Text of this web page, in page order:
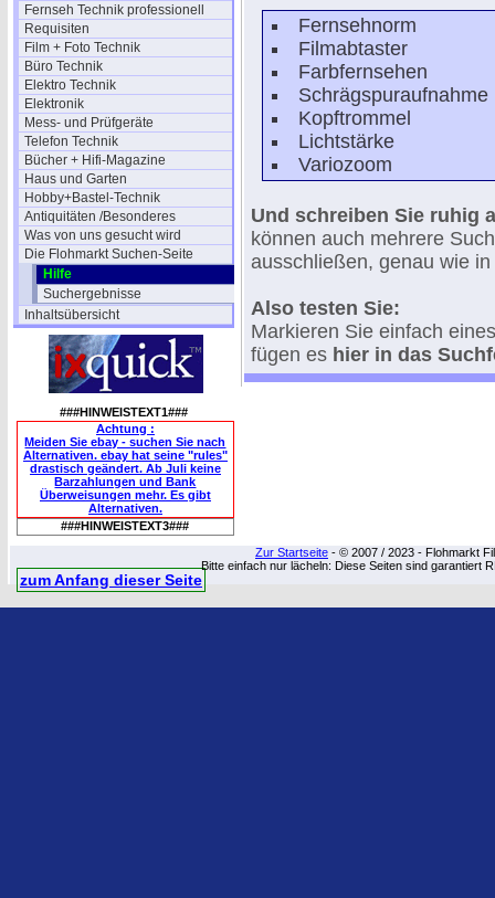
Fernseh Technik professionell
Requisiten
Film + Foto Technik
Büro Technik
Elektro Technik
Elektronik
Mess- und Prüfgeräte
Telefon Technik
Bücher + Hifi-Magazine
Haus und Garten
Hobby+Bastel-Technik
Antiquitäten /Besonderes
Was von uns gesucht wird
Die Flohmarkt Suchen-Seite
Hilfe
Suchergebnisse
Inhaltsübersicht
###HINWEISTEXT1###
Achtung :
Meiden Sie ebay - suchen Sie nach
Alternativen. ebay hat seine "rules"
drastisch geändert. Ab Juli keine
Barzahlungen und Bank
Überweisungen mehr. Es gibt
Alternativen.
###HINWEISTEXT3###
Fernsehnorm
Filmabtaster
Farbfernsehen
Schrägspuraufnahme
Kopftrommel
Lichtstärke
Variozoom
Und schreiben Sie ruhig
können auch mehrere
ausschließen, genau wie
Also testen Sie:
Markieren Sie einfach
fügen es hier in das
Zur Startseite - © 2007 / 2023 - Flohmarkt
Bitte einfach nur lächeln: Diese Seiten sind garantiert
zum Anfang dieser Seite